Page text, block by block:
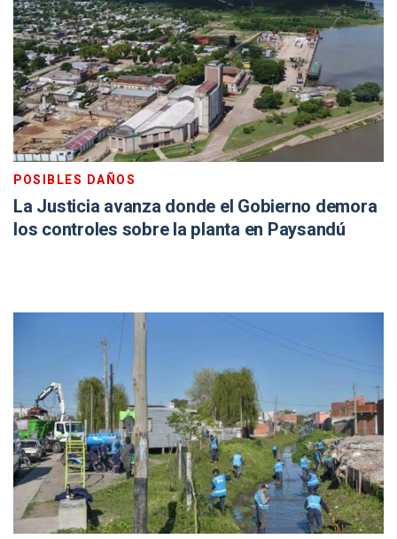
POSIBLES DAÑOS
La Justicia avanza donde el Gobierno demora
los controles sobre la planta en Paysandú